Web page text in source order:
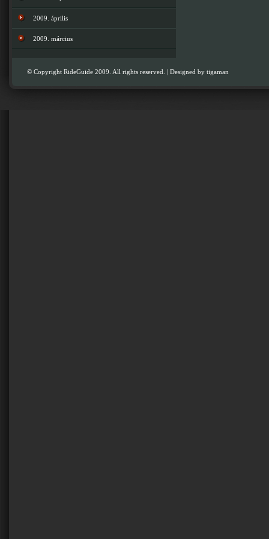
2009. április
2009. március
© Copyright RideGuide 2009. All rights reserved. | Designed by tigaman